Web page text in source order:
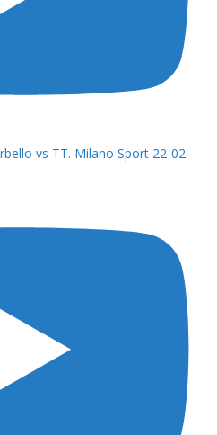
vs TT. Milano Sport 22-02-